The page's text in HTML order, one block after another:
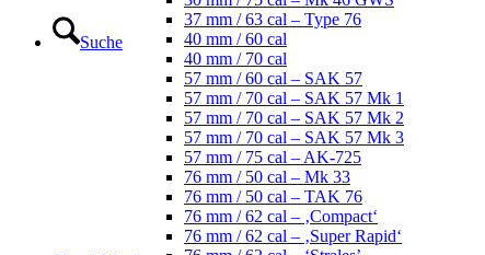
Suche
37 mm / 63 cal – Type 76
40 mm / 60 cal
40 mm / 70 cal
57 mm / 60 cal – SAK 57
57 mm / 70 cal – SAK 57 Mk 1
57 mm / 70 cal – SAK 57 Mk 2
57 mm / 70 cal – SAK 57 Mk 3
57 mm / 75 cal – AK-725
76 mm / 50 cal – Mk 33
76 mm / 50 cal – TAK 76
76 mm / 62 cal – ‚Compact‘
76 mm / 62 cal – ‚Super Rapid‘